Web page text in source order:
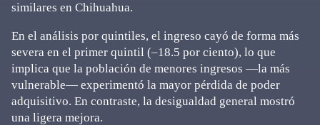
similares en Chihuahua.
En el análisis por quintiles, el ingreso cayó de forma más
severa en el primer quintil (–18.5 por ciento), lo que
implica que la población de menores ingresos —la más
vulnerable— experimentó la mayor pérdida de poder
adquisitivo. En contraste, la desigualdad general mostró
una ligera mejora.